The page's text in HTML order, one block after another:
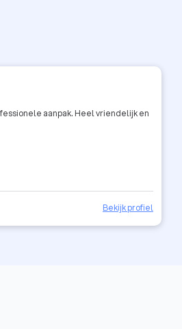
aanpak. Heel vriendelijk en
Bekijk profiel